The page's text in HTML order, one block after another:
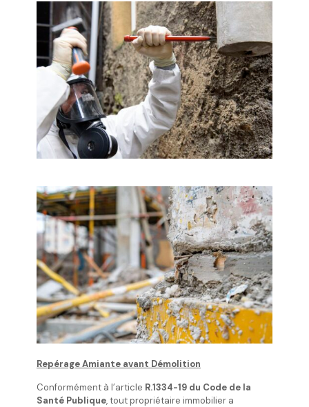
Repérage Amiante avant Démolition
Conformément à l’article R.1334-19 du Code de la
Santé Publique, tout propriétaire immobilier a